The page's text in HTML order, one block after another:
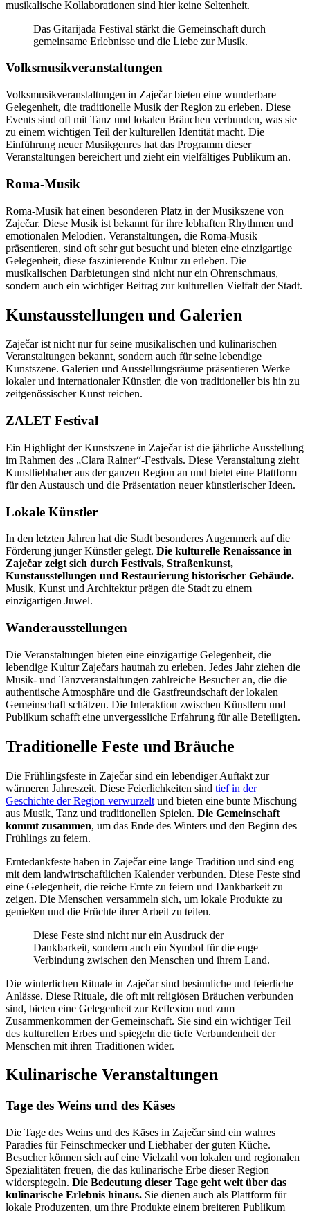
musikalische Kollaborationen sind hier keine Seltenheit.
Das Gitarijada Festival stärkt die Gemeinschaft durch
gemeinsame Erlebnisse und die Liebe zur Musik.
Volksmusikveranstaltungen
Volksmusikveranstaltungen in Zaječar bieten eine wunderbare
Gelegenheit, die traditionelle Musik der Region zu erleben. Diese
Events sind oft mit Tanz und lokalen Bräuchen verbunden, was sie
zu einem wichtigen Teil der kulturellen Identität macht. Die
Einführung neuer Musikgenres hat das Programm dieser
Veranstaltungen bereichert und zieht ein vielfältiges Publikum an.
Roma-Musik
Roma-Musik hat einen besonderen Platz in der Musikszene von
Zaječar. Diese Musik ist bekannt für ihre lebhaften Rhythmen und
emotionalen Melodien. Veranstaltungen, die Roma-Musik
präsentieren, sind oft sehr gut besucht und bieten eine einzigartige
Gelegenheit, diese faszinierende Kultur zu erleben. Die
musikalischen Darbietungen sind nicht nur ein Ohrenschmaus,
sondern auch ein wichtiger Beitrag zur kulturellen Vielfalt der Stadt.
Kunstausstellungen und Galerien
Zaječar ist nicht nur für seine musikalischen und kulinarischen
Veranstaltungen bekannt, sondern auch für seine lebendige
Kunstszene. Galerien und Ausstellungsräume präsentieren Werke
lokaler und internationaler Künstler, die von traditioneller bis hin zu
zeitgenössischer Kunst reichen.
ZALET Festival
Ein Highlight der Kunstszene in Zaječar ist die jährliche Ausstellung
im Rahmen des „Clara Rainer“-Festivals. Diese Veranstaltung zieht
Kunstliebhaber aus der ganzen Region an und bietet eine Plattform
für den Austausch und die Präsentation neuer künstlerischer Ideen.
Lokale Künstler
In den letzten Jahren hat die Stadt besonderes Augenmerk auf die
Förderung junger Künstler gelegt. Die kulturelle Renaissance in
Zaječar zeigt sich durch Festivals, Straßenkunst,
Kunstausstellungen und Restaurierung historischer Gebäude.
Musik, Kunst und Architektur prägen die Stadt zu einem
einzigartigen Juwel.
Wanderausstellungen
Die Veranstaltungen bieten eine einzigartige Gelegenheit, die
lebendige Kultur Zaječars hautnah zu erleben. Jedes Jahr ziehen die
Musik- und Tanzveranstaltungen zahlreiche Besucher an, die die
authentische Atmosphäre und die Gastfreundschaft der lokalen
Gemeinschaft schätzen. Die Interaktion zwischen Künstlern und
Publikum schafft eine unvergessliche Erfahrung für alle Beteiligten.
Traditionelle Feste und Bräuche
Die Frühlingsfeste in Zaječar sind ein lebendiger Auftakt zur
wärmeren Jahreszeit. Diese Feierlichkeiten sind tief in der
Geschichte der Region verwurzelt und bieten eine bunte Mischung
aus Musik, Tanz und traditionellen Spielen. Die Gemeinschaft
kommt zusammen, um das Ende des Winters und den Beginn des
Frühlings zu feiern.
Erntedankfeste haben in Zaječar eine lange Tradition und sind eng
mit dem landwirtschaftlichen Kalender verbunden. Diese Feste sind
eine Gelegenheit, die reiche Ernte zu feiern und Dankbarkeit zu
zeigen. Die Menschen versammeln sich, um lokale Produkte zu
genießen und die Früchte ihrer Arbeit zu teilen.
Diese Feste sind nicht nur ein Ausdruck der
Dankbarkeit, sondern auch ein Symbol für die enge
Verbindung zwischen den Menschen und ihrem Land.
Die winterlichen Rituale in Zaječar sind besinnliche und feierliche
Anlässe. Diese Rituale, die oft mit religiösen Bräuchen verbunden
sind, bieten eine Gelegenheit zur Reflexion und zum
Zusammenkommen der Gemeinschaft. Sie sind ein wichtiger Teil
des kulturellen Erbes und spiegeln die tiefe Verbundenheit der
Menschen mit ihren Traditionen wider.
Kulinarische Veranstaltungen
Tage des Weins und des Käses
Die Tage des Weins und des Käses in Zaječar sind ein wahres
Paradies für Feinschmecker und Liebhaber der guten Küche.
Besucher können sich auf eine Vielzahl von lokalen und regionalen
Spezialitäten freuen, die das kulinarische Erbe dieser Region
widerspiegeln. Die Bedeutung dieser Tage geht weit über das
kulinarische Erlebnis hinaus. Sie dienen auch als Plattform für
lokale Produzenten, um ihre Produkte einem breiteren Publikum